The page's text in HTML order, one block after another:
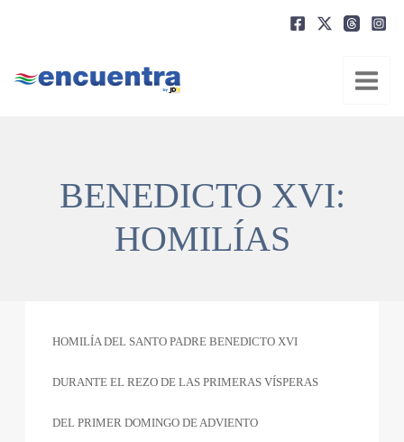
BENEDICTO XVI:
HOMILÍAS
HOMILÍA DEL SANTO PADRE BENEDICTO XVI
DURANTE EL REZO DE LAS PRIMERAS VÍSPERAS
DEL PRIMER DOMINGO DE ADVIENTO